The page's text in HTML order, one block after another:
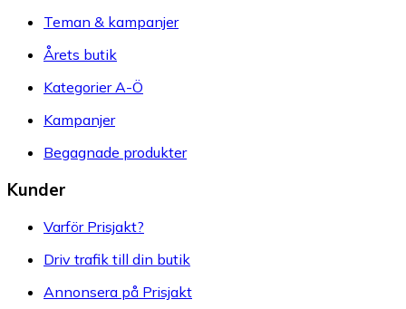
Teman & kampanjer
Årets butik
Kategorier A-Ö
Kampanjer
Begagnade produkter
Kunder
Varför Prisjakt?
Driv trafik till din butik
Annonsera på Prisjakt